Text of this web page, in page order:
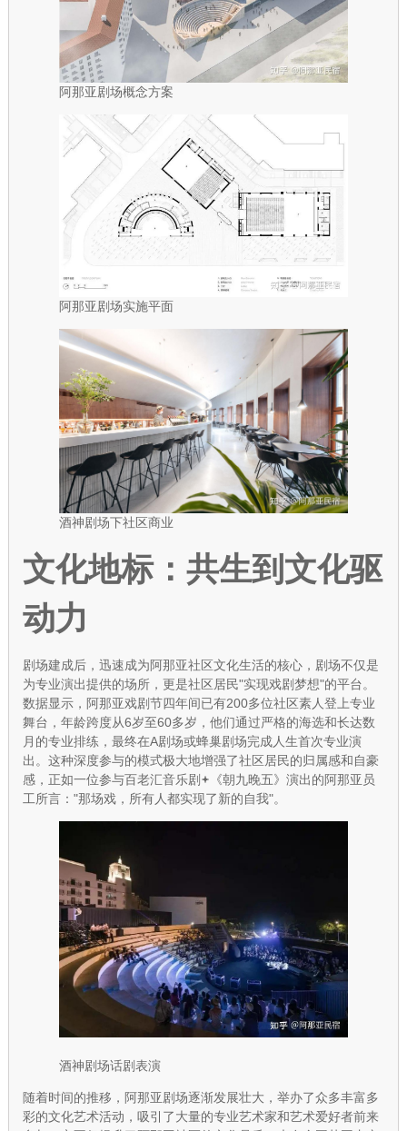
阿那亚剧场概念方案
阿那亚剧场实施平面
酒神剧场下社区商业
文化地标：共生到文化驱
动力
剧场建成后，迅速成为阿那亚社区文化生活的核心，剧场不仅是
为专业演出提供的场所，更是社区居民"实现戏剧梦想"的平台。
数据显示，阿那亚戏剧节四年间已有200多位社区素人登上专业
舞台，年龄跨度从6岁至60多岁，他们通过严格的海选和长达数
月的专业排练，最终在A剧场或蜂巢剧场完成人生首次专业演
出。这种深度参与的模式极大地增强了社区居民的归属感和自豪
感，正如一位参与百老汇音乐剧
《朝九晚五》演出的阿那亚员
工所言："那场戏，所有人都实现了新的自我"。
酒神剧场话剧表演
随着时间的推移，阿那亚剧场逐渐发展壮大，举办了众多丰富多
彩的文化艺术活动，吸引了大量的专业艺术家和艺术爱好者前来